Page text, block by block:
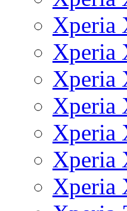
Xperia
Xperia
Xperia
Xperia
Xperia
Xperia
Xperia